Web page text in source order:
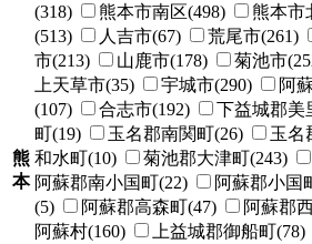
熊
本
(318)
熊本市南区(498) 熊本市
(513)
人吉市(67) 荒尾市(261)
市(213)
山鹿市(178) 菊池市
上天草市(35)
宇城市(290) 阿
(107)
合志市(192) 下益城郡美
町(19)
玉名郡南関町(26) 玉名
和水町(10)
菊池郡大津町(243)
阿蘇郡南小国町(22)
阿蘇郡小国
(5)
阿蘇郡高森町(47) 阿蘇郡
阿蘇村(160)
上益城郡御船町(78)